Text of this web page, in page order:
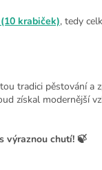
krabiček), tedy
tradici pěstování a
získal modernější
výraznou chutí! 🍃